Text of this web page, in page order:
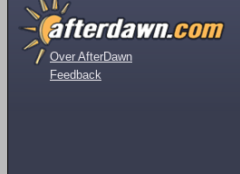
Over AfterDawn
Feedback